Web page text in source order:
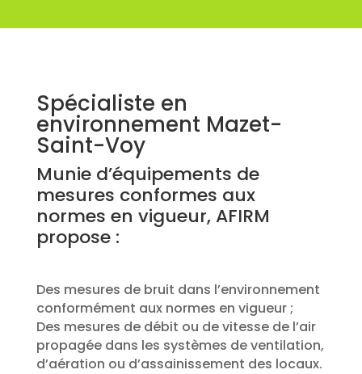
Spécialiste en
environnement Mazet-
Saint-Voy
Munie d’équipements de
mesures conformes aux
normes en vigueur, AFIRM
propose :
Des mesures de bruit dans l’environnement
conformément aux normes en vigueur ;
Des mesures de débit ou de vitesse de l’air
propagée dans les systèmes de ventilation,
d’aération ou d’assainissement des locaux.